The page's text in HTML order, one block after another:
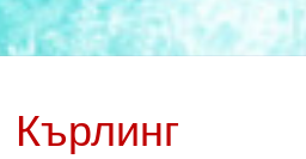
Кърлинг